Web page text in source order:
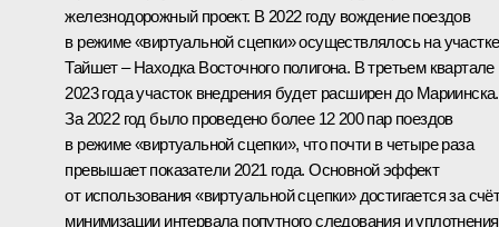
железнодорожный проект. В 2022 году вождение поездов
в режиме «виртуальной сцепки» осуществлялось на участке
Тайшет – Находка Восточного полигона. В третьем квартале
2023 года участок внедрения будет расширен до Мариинска.
За 2022 год было проведено более 12 200 пар поездов
в режиме «виртуальной сцепки», что почти в четыре раза
превышает показатели 2021 года. Основной эффект
от использования «виртуальной сцепки» достигается за
минимизации интервала попутного следования и уплотнения